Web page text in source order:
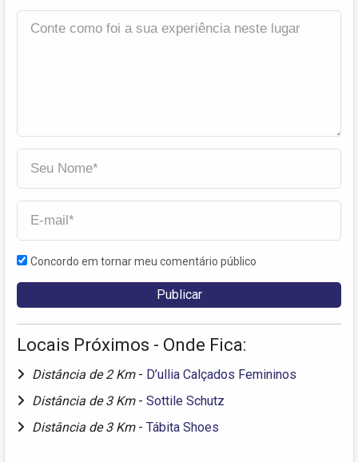
Concordo em tornar meu comentário público
Locais Próximos - Onde Fica:
Distância de 2 Km - D’ullia Calçados Femininos
Distância de 3 Km - Sottile Schutz
Distância de 3 Km - Tábita Shoes